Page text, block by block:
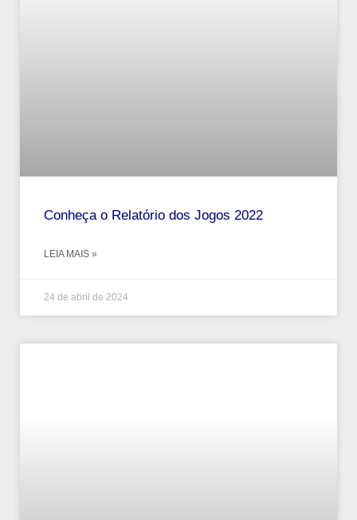
Conheça o Relatório dos Jogos 2022
LEIA MAIS »
24 de abril de 2024